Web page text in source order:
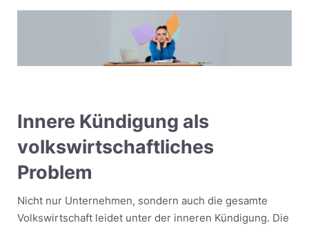
Innere Kündigung als
volkswirtschaftliches
Problem
Nicht nur Unternehmen, sondern auch die gesamte
Volkswirtschaft leidet unter der inneren Kündigung. Die